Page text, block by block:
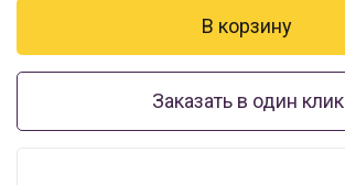
Заказать в один клик